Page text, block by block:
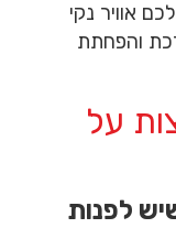
אוויר נקי
והפחתת
על
לפנות